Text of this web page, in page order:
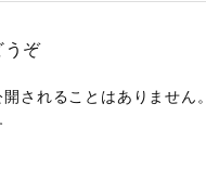
うぞ
されることはありません。